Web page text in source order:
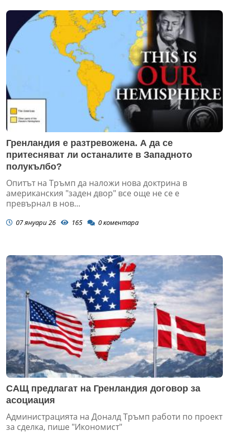
Гренландия е разтревожена. А да се
притесняват ли останалите в Западното
полукълбо?
Опитът на Тръмп да наложи нова доктрина в
американския "заден двор" все още не се е
превърнал в нов...
07 януари 26 165 0коментара
САЩ предлагат на Гренландия договор за
асоциация
Администрацията на Доналд Тръмп работи по проект
за сделка, пише "Икономист"